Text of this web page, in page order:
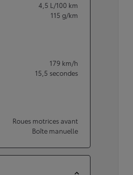
4,5 L/100 km
115 g/km
179 km/h
15,5 secondes
Roues motrices avant
Boîte manuelle